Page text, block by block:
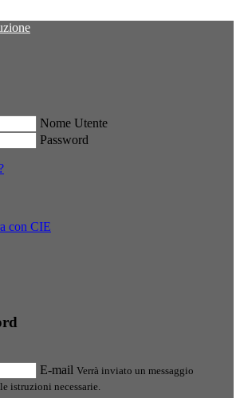
Nome Utente
Password
con CIE
E-mail Verrà inviato un messaggio
istruzioni necessarie.